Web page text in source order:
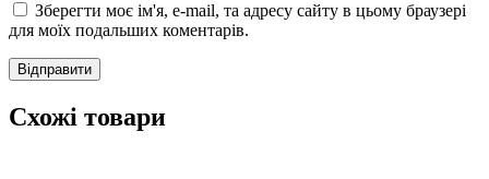
Зберегти моє ім'я, e-mail, та адресу сайту в цьому браузері
для моїх подальших коментарів.
Схожі товари